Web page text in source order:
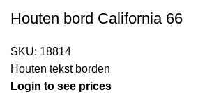
Houten bord California 66
SKU: 18814
Houten tekst borden
Login to see prices